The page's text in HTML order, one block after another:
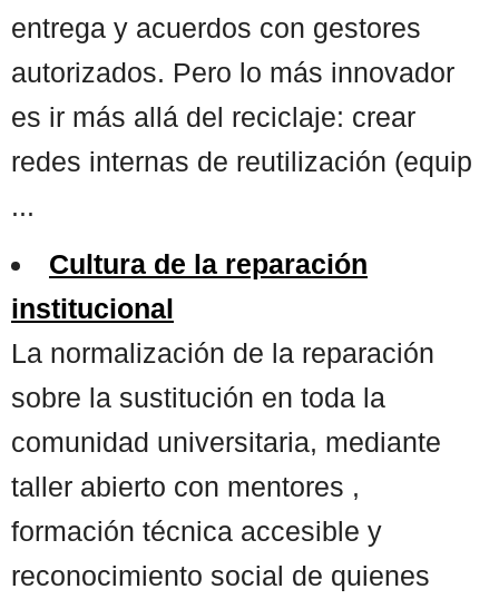
entrega y acuerdos con gestores
autorizados. Pero lo más innovador
es ir más allá del reciclaje: crear
redes internas de reutilización (equip
...
Cultura de la reparación
institucional
La normalización de la reparación
sobre la sustitución en toda la
comunidad universitaria, mediante
taller abierto con mentores ,
formación técnica accesible y
reconocimiento social de quienes